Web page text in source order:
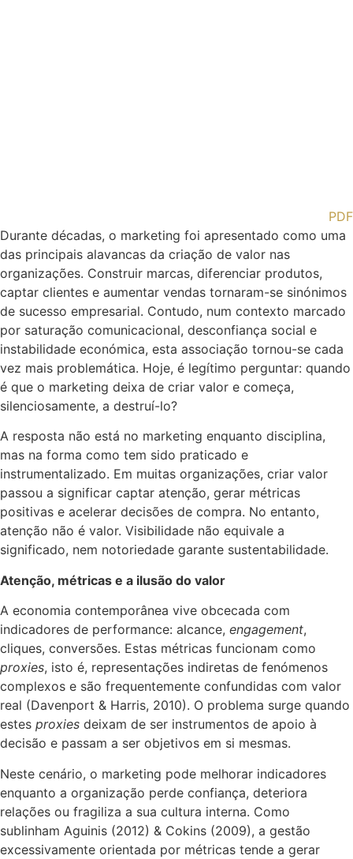
PDF
Durante décadas, o marketing foi apresentado como uma
das principais alavancas da criação de valor nas
organizações. Construir marcas, diferenciar produtos,
captar clientes e aumentar vendas tornaram-se sinónimos
de sucesso empresarial. Contudo, num contexto marcado
por saturação comunicacional, desconfiança social e
instabilidade económica, esta associação tornou-se cada
vez mais problemática. Hoje, é legítimo perguntar: quando
é que o marketing deixa de criar valor e começa,
silenciosamente, a destruí-lo?
A resposta não está no marketing enquanto disciplina,
mas na forma como tem sido praticado e
instrumentalizado. Em muitas organizações, criar valor
passou a significar captar atenção, gerar métricas
positivas e acelerar decisões de compra. No entanto,
atenção não é valor. Visibilidade não equivale a
significado, nem notoriedade garante sustentabilidade.
Atenção, métricas e a ilusão do valor
A economia contemporânea vive obcecada com
indicadores de performance: alcance, engagement,
cliques, conversões. Estas métricas funcionam como
proxies, isto é, representações indiretas de fenómenos
complexos e são frequentemente confundidas com valor
real (Davenport & Harris, 2010). O problema surge quando
estes proxies deixam de ser instrumentos de apoio à
decisão e passam a ser objetivos em si mesmas.
Neste cenário, o marketing pode melhorar indicadores
enquanto a organização perde confiança, deteriora
relações ou fragiliza a sua cultura interna. Como
sublinham Aguinis (2012) & Cokins (2009), a gestão
excessivamente orientada por métricas tende a gerar